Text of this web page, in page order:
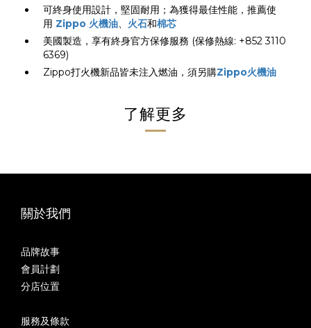
可終身使用設計，堅固耐用；為獲得最佳性能，推薦使
用 Zippo 火機油、 火石和棉芯
美國製造，享有終身官方保修服務 (保修熱線: +852 3110
6369)
Zippo打火機新品皆未注入燃油，須另購Zippo火機油
了解更多
關於我們
品牌故事
會員計劃
分店位置
服務及條款